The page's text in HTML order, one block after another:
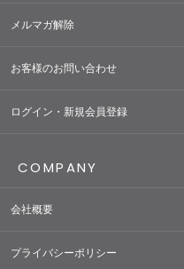
メルマガ解除
お客様のお問い合わせ
ログイン・新規会員登録
COMPANY
会社概要
プライバシーポリシー